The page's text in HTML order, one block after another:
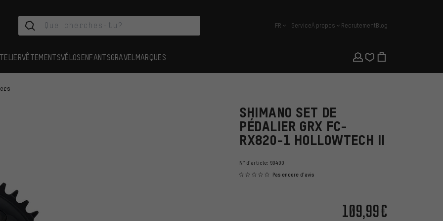
français
FR ServiceÀ propos RecrutementBlog
VÊTEMENTSVÉLOSENFANTSGRAVEL MARQUES
SHIMANO SET DE
PÉDALIER GRX FC-
RX820-1 HOLLOWTECH II
N° d'article: 90400
Pas encore d'avis
109,99€